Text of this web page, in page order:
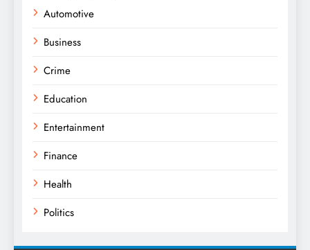
Automotive
Business
Crime
Education
Entertainment
Finance
Health
Politics